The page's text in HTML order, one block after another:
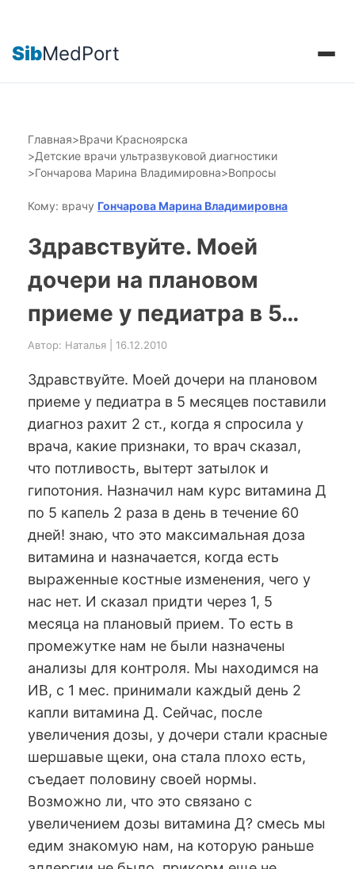
SibMedPort
Главная>Врачи Красноярска
>Детские врачи ультразвуковой диагностики
>Гончарова Марина Владимировна>Вопросы
Кому: врачу Гончарова Марина Владимировна
Здравствуйте. Моей
дочери на плановом
приеме у педиатра в 5…
Автор: Наталья | 16.12.2010
Здравствуйте. Моей дочери на плановом
приеме у педиатра в 5 месяцев поставили
диагноз рахит 2 ст., когда я спросила у
врача, какие признаки, то врач сказал,
что потливость, вытерт затылок и
гипотония. Назначил нам курс витамина Д
по 5 капель 2 раза в день в течение 60
дней! знаю, что это максимальная доза
витамина и назначается, когда есть
выраженные костные изменения, чего у
нас нет. И сказал придти через 1, 5
месяца на плановый прием. То есть в
промежутке нам не были назначены
анализы для контроля. Мы находимся на
ИВ, с 1 мес. принимали каждый день 2
капли витамина Д. Сейчас, после
увеличения дозы, у дочери стали красные
шершавые щеки, она стала плохо есть,
съедает половину своей нормы.
Возможно ли, что это связано с
увеличением дозы витамина Д? смесь мы
едим знакомую нам, на которую раньше